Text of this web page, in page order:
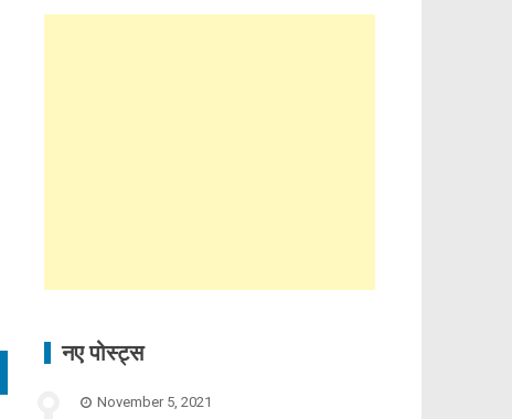
नए पोस्ट्स
November 5, 2021